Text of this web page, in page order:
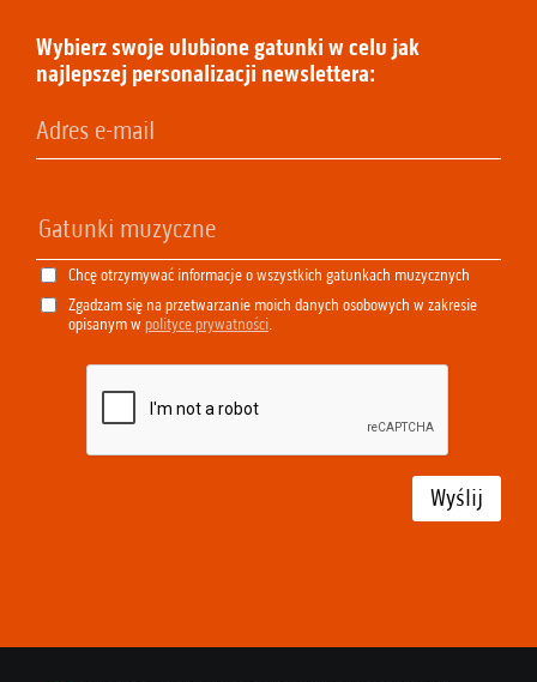
Wybierz swoje ulubione gatunki w celu jak
najlepszej personalizacji newslettera:
Chcę otrzymywać informacje o wszystkich gatunkach muzycznych
Zgadzam się na przetwarzanie moich danych osobowych w zakresie
opisanym w polityce prywatności.
Wyślij